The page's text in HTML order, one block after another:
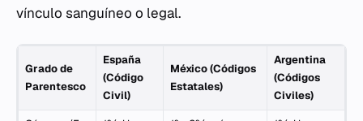
vínculo sanguíneo o legal.
Grado de
Parentesco
España
(Código
Civil)
México (Códigos
Estatales)
Argentina
(Códigos
Civiles)